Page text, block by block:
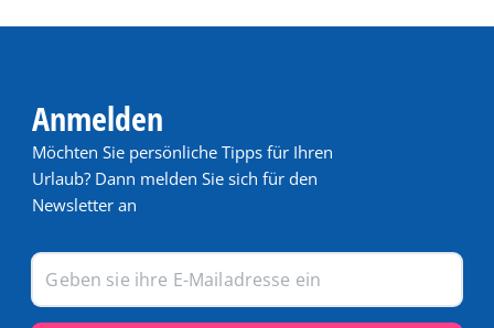
Anmelden
Möchten Sie persönliche Tipps für Ihren
Urlaub? Dann melden Sie sich für den
Newsletter an